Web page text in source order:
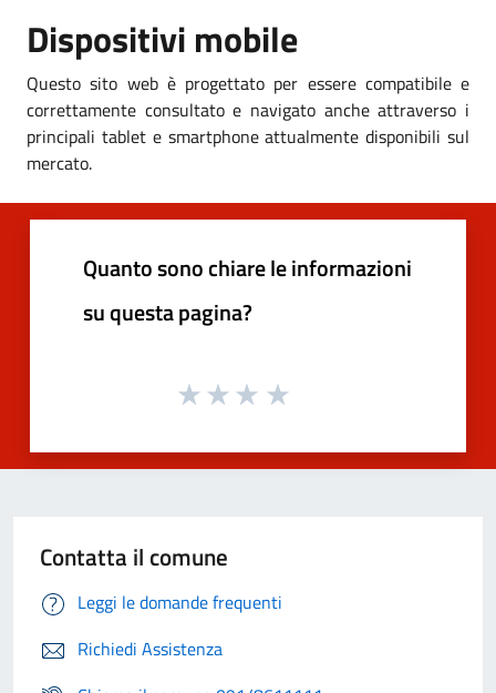
Dispositivi mobile
Questo sito web è progettato per essere compatibile e
correttamente consultato e navigato anche attraverso i
principali tablet e smartphone attualmente disponibili sul
mercato.
Quanto sono chiare le informazioni
su questa pagina?
Contatta il comune
Leggi le domande frequenti
Richiedi Assistenza